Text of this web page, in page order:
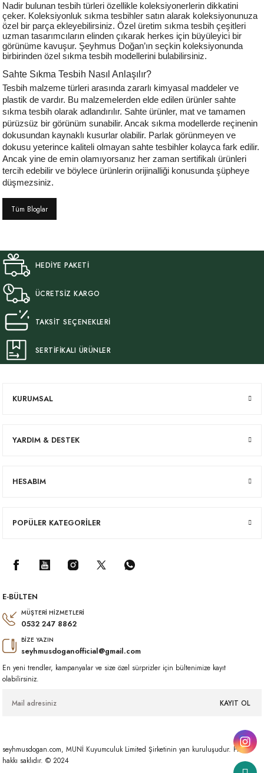
Nadir bulunan tesbih türleri özellikle koleksiyonerlerin dikkatini
çeker. Koleksiyonluk sıkma tesbihler satın alarak koleksiyonunuza
özel bir parça ekleyebilirsiniz. Özel üretim sıkma tesbih çeşitleri
uzman tasarımcıların elinden çıkarak herkes için büyüleyici bir
görünüme kavuşur. Şeyhmus Doğan’ın seçkin koleksiyonunda
birbirinden özel sıkma tesbih modellerini bulabilirsiniz.
Sahte Sıkma Tesbih Nasıl Anlaşılır?
Tesbih malzeme türleri arasında zararlı kimyasal maddeler ve
plastik de vardır. Bu malzemelerden elde edilen ürünler sahte
sıkma tesbih olarak adlandırılır. Sahte ürünler, mat ve tamamen
pürüzsüz bir görünüm sunabilir. Ancak sıkma modellerde reçinenin
dokusundan kaynaklı kusurlar olabilir. Parlak görünmeyen ve
dokusu yeterince kaliteli olmayan sahte tesbihler kolayca fark edilir.
Ancak yine de emin olamıyorsanız her zaman sertifikalı ürünleri
tercih edebilir ve böylece ürünlerin orijinalliği konusunda şüpheye
düşmezsiniz.
Tüm Bloglar
HEDİYE PAKETİ
ÜCRETSİZ KARGO
TAKSİT SEÇENEKLERİ
SERTİFİKALI ÜRÜNLER
KURUMSAL
YARDIM & DESTEK
HESABIM
POPÜLER KATEGORİLER
E-BÜLTEN
MÜŞTERİ HİZMETLERİ
0532 247 8862
BİZE YAZIN
seyhmusdoganofficial@gmail.com
En yeni trendler, kampanyalar ve size özel sürprizler için bültenimize kayıt
olabilirsiniz.
KAYIT OL
seyhmusdogan.com, MUNİ Kuyumculuk Limited Şirketinin yan kuruluşudur. Her
hakkı saklıdır. © 2024